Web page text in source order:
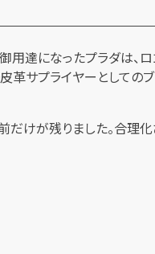
達になったプラダは
サプライヤーとしての
だけが残りました。合